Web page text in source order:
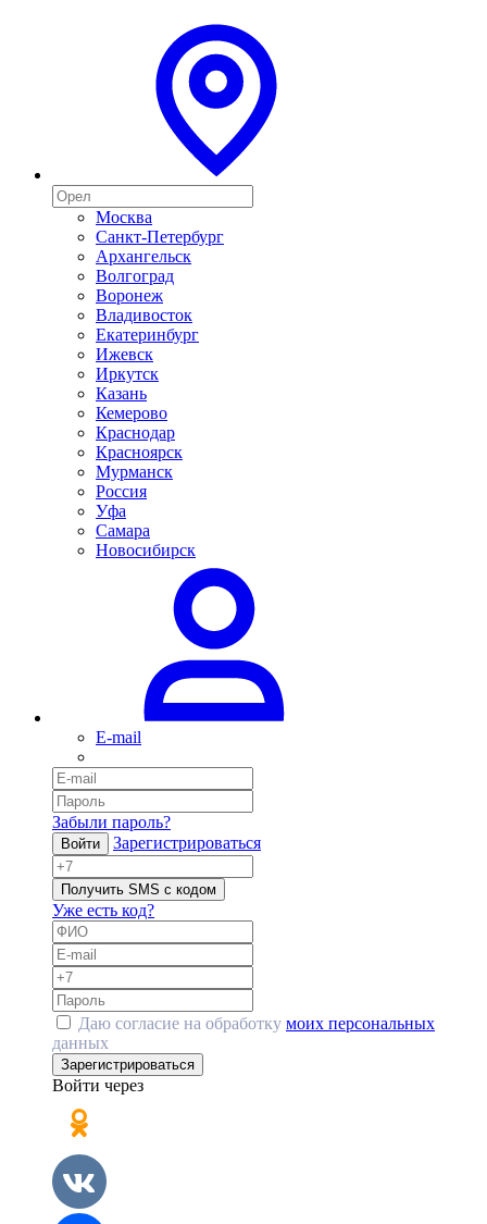
Москва
Санкт-Петербург
Архангельск
Волгоград
Воронеж
Владивосток
Екатеринбург
Ижевск
Иркутск
Казань
Кемерово
Краснодар
Красноярск
Мурманск
Россия
Уфа
Самара
Новосибирск
E-mail
Забыли пароль?
Войти Зарегистрироваться
Получить SMS с кодом
Уже есть код?
Даю согласие на обработку моих персональных
данных
Зарегистрироваться
Войти через